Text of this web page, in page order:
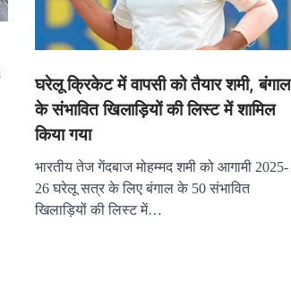
घरेलू क्रिकेट में वापसी को तैयार शमी, बंगाल
के संभावित खिलाड़ियों की लिस्ट में शामिल
किया गया
भारतीय तेज गेंदबाज मोहम्मद शमी को आगामी 2025-
26 घरेलू सत्र के लिए बंगाल के 50 संभावित
खिलाड़ियों की लिस्ट में…